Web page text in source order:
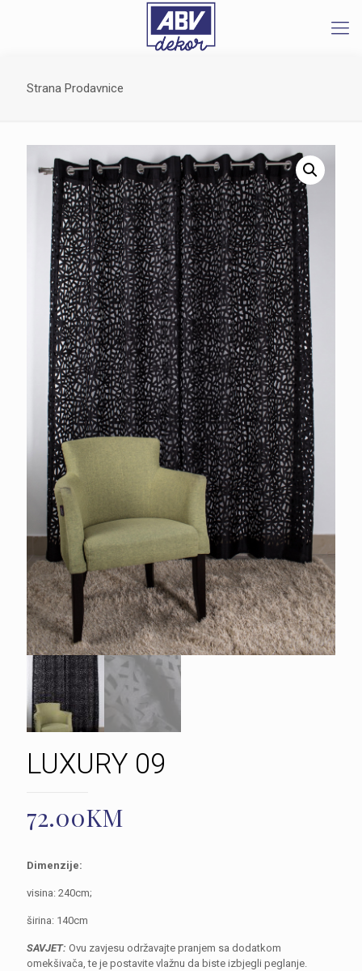
Strana Prodavnice
LUXURY 09
72.00KM
Dimenzije:
visina: 240cm;
širina: 140cm
SAVJET: Ovu zavjesu održavajte pranjem sa dodatkom
omekšivača, te je postavite vlažnu da biste izbjegli peglanje.